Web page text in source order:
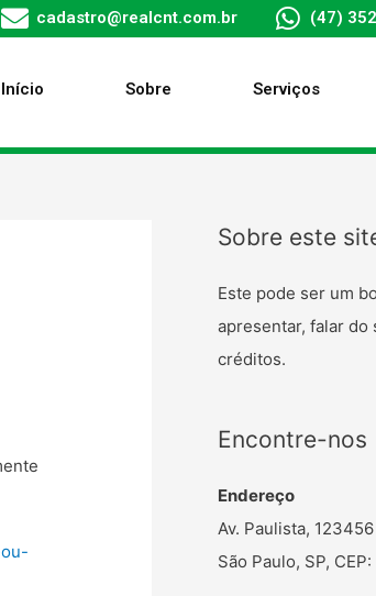
cadastro@realcnt.com.br (47)
Início Sobre Serviços
Sobre este
Este pode ser um
apresentar, falar
créditos.
Encontre-nos
Endereço
Av. Paulista, 123456
São Paulo, SP,